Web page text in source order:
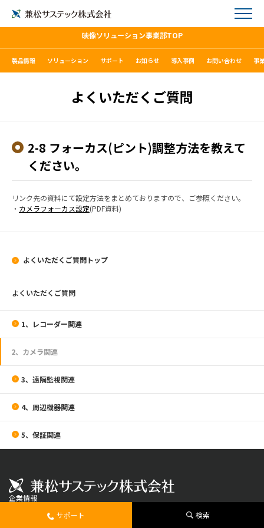
映像ソリューション事業部TOP
製品情報 ソリューション サポート お知らせ 導入事例 お問い合わせ 事
よくいただくご質問
2-8 フォーカス(ピント)調整方法を教えて
ください。
リンク先の資料にて設定方法をまとめておりますので、ご参照ください。
・ カメラフォーカス設定(PDF資料)
よくいただくご質問トップ
よくいただくご質問
1、レコーダー関連
2、カメラ関連
3、遠隔監視関連
4、周辺機器関連
5、保証関連
企業情報
サポート 検索